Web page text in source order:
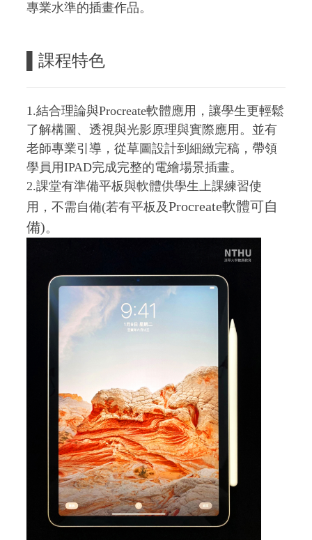
專業水準的插畫作品。
課程特色
1.結合理論與Procreate軟體應用，讓學生更輕鬆
了解構圖、透視與光影原理與實際應用。並有
老師專業引導，從草圖設計到細緻完稿，帶領
學員用IPAD完成完整的電繪場景插畫。
2.課堂有準備平板與軟體供學生上課練習使
用，不需自備(若有平板及Procreate軟體可自
備)。